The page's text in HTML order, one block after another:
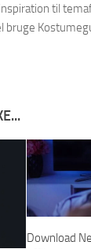
til
bruge
Download